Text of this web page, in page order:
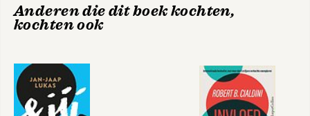
Anderen die dit boek kochten,
kochten ook